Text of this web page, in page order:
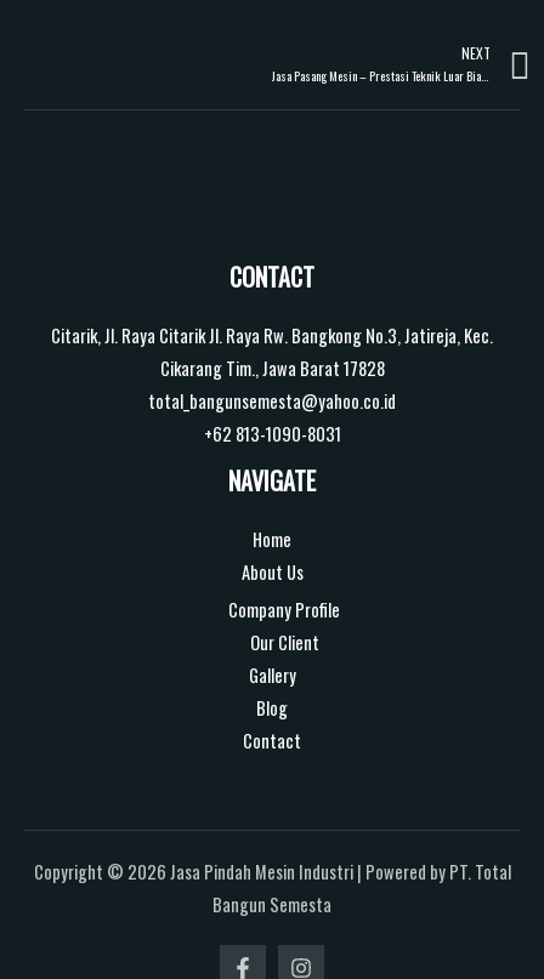
NEXT
Jasa Pasang Mesin – Prestasi Teknik Luar Biasa di PT. TAE HANG Indonesia
CONTACT
Citarik, Jl. Raya Citarik Jl. Raya Rw. Bangkong No.3, Jatireja, Kec.
Cikarang Tim., Jawa Barat 17828
total_bangunsemesta@yahoo.co.id
+62 813-1090-8031
NAVIGATE
Home
About Us
Company Profile
Our Client
Gallery
Blog
Contact
Copyright © 2026 Jasa Pindah Mesin Industri | Powered by PT. Total
Bangun Semesta